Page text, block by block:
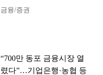
금융/증권
“700만 동포 금융시장 열
렸다”…기업은행·농협 등